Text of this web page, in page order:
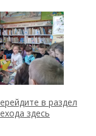
в раздел
здесь